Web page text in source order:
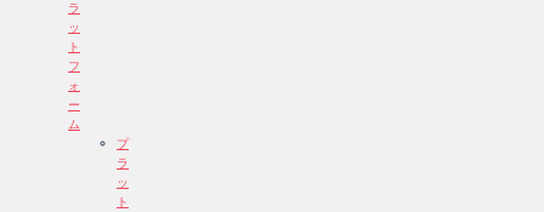
ラ
ッ
ト
フ
ォ
ー
ム
プ
ラ
ッ
ト